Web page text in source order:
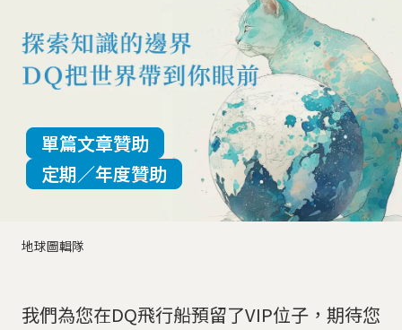
地球圖輯隊
單篇文章贊助
定期／年度贊助
我們為您在DQ飛行船預留了VIP位子，期待您